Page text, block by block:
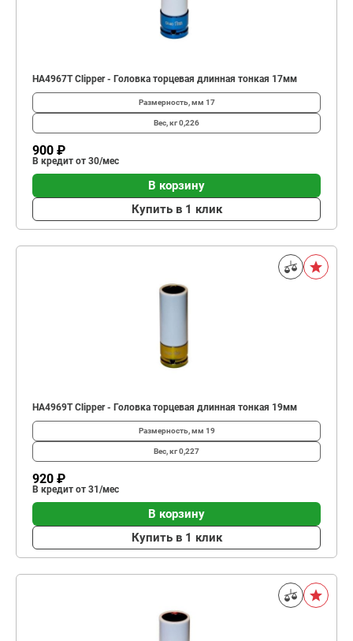
HA4967T Clipper - Головка торцевая длинная тонкая 17мм
Размерность, мм 17
Вес, кг0,226
900 ₽
В кредит от 30/мес
В корзину
Купить в 1 клик
HA4969T Clipper - Головка торцевая длинная тонкая 19мм
Размерность, мм 19
Вес, кг0,227
920 ₽
В кредит от 31/мес
В корзину
Купить в 1 клик